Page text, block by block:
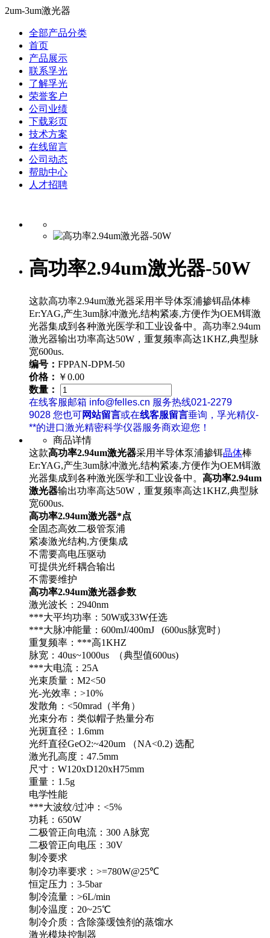
2um-3um激光器
全部产品分类
首页
产品展示
联系孚光
了解孚光
荣誉客户
公司业绩
下载彩页
技术方案
在线留言
公司动态
帮助中心
人才招聘
高功率2.94um激光器-50W
这款高功率2.94um激光器采用半导体泵浦掺铒晶体棒
Er:YAG,产生3um脉冲激光,结构紧凑,方便作为OEM铒激
光器集成到各种激光医学和工业设备中。高功率2.94um
激光器输出功率高达50W，重复频率高达1KHZ,典型脉
宽600us.
编号： FPPAN-DPM-50
价格： ￥0.00
数量：
在线客服邮箱 info@felles.cn 服务热线021-2279
9028 您也可网站留言或在线客服留言垂询，孚光精仪-
**的进口激光精密科学仪器服务商欢迎您！
商品详情
这款高功率2.94um激光器采用半导体泵浦掺铒晶体棒
Er:YAG,产生3um脉冲激光,结构紧凑,方便作为OEM铒激
光器集成到各种激光医学和工业设备中。 高功率2.94um
激光器输出功率高达50W，重复频率高达1KHZ,典型脉
宽600us.
高功率2.94um激光器*点
全固态高效二极管泵浦
紧凑激光结构,方便集成
不需要高电压驱动
可提供光纤耦合输出
不需要维护
高功率2.94um激光器参数
激光波长：2940nm
***大平均功率：50W或33W任选
***大脉冲能量：600mJ/400mJ (600us脉宽时）
重复频率：***高1KHZ
脉宽：40us~1000us （典型值600us)
***大电流：25A
光束质量：M2<50
光-光效率：>10%
发散角：<50mrad（半角）
光束分布：类似帽子热量分布
光斑直径：1.6mm
光纤直径GeO2:~420um （NA<0.2) 选配
激光孔高度：47.5mm
尺寸：W120xD120xH75mm
重量：1.5g
电学性能
***大波纹/过冲：<5%
功耗：650W
二极管正向电流：300 A脉宽
二极管正向电压：30V
制冷要求
制冷功率要求：>=780W@25℃
恒定压力：3-5bar
制冷流量：>6L/min
制冷温度：20~25℃
制冷介质：含除藻缓蚀剂的蒸馏水
激光模块控制器